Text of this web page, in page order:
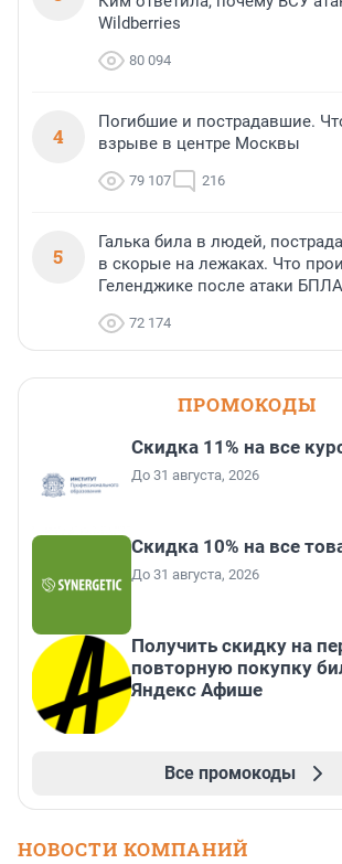
Wildberries
80 094
4
Погибшие и пострадавшие.
взрыве в центре Москвы
79 107 216
5
Галька била в людей,
в скорые на лежаках. Что
Геленджике после атаки БПЛА
72 174
ПРОМОКОДЫ
Скидка 11% на все
До 31 августа, 2026
Скидка 10% на все
До 31 августа, 2026
Получить скидку на
повторную покупку
Яндекс Афише
Все промокоды
НОВОСТИ КОМПАНИЙ